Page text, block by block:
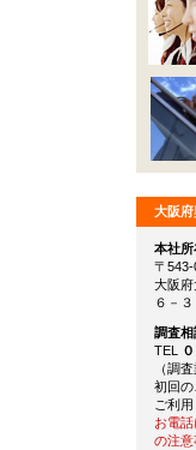
大阪
本社所
〒543-
大阪府
６－３
調査
TEL
（調
初回
ご利用
お電
の注意